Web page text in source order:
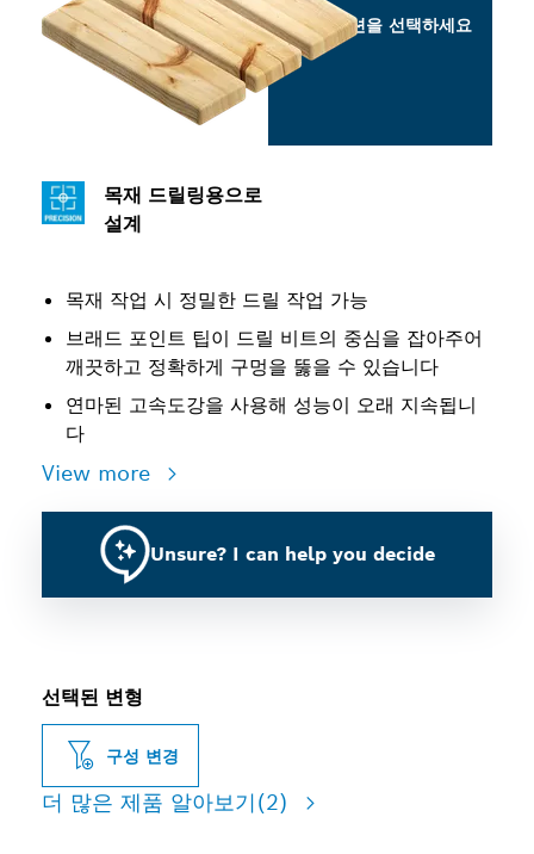
목재 드릴링용으로
설계
목재 작업 시 정밀한 드릴 작업 가능
브래드 포인트 팁이 드릴 비트의 중심을 잡아주어
깨끗하고 정확하게 구멍을 뚫을 수 있습니다
연마된 고속도강을 사용해 성능이 오래 지속됩니
다
View more
Unsure? I can help you decide
옵션을 선택하세요
선택된 변형
구성 변경
더 많은 제품 알아보기(2)